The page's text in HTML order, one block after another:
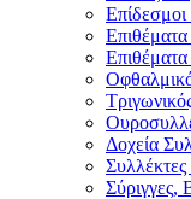
Δοχεία
Σύριγγες,